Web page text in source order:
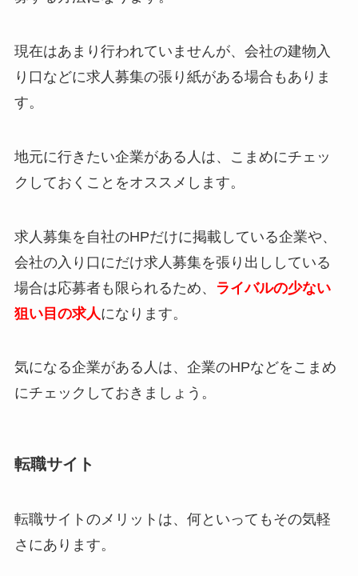
現在はあまり行われていませんが、会社の建物入
り口などに求人募集の張り紙がある場合もありま
す。
地元に行きたい企業がある人は、こまめにチェッ
クしておくことをオススメします。
求人募集を自社のHPだけに掲載している企業や、
会社の入り口にだけ求人募集を張り出ししている
場合は応募者も限られるため、
ライバルの少ない
狙い目の求人になります。
気になる企業がある人は、企業のHPなどをこまめ
にチェックしておきましょう。
転職サイト
転職サイトのメリットは、何といってもその気軽
さにあります。